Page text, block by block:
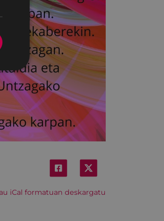
iCal formatuan deskargatu